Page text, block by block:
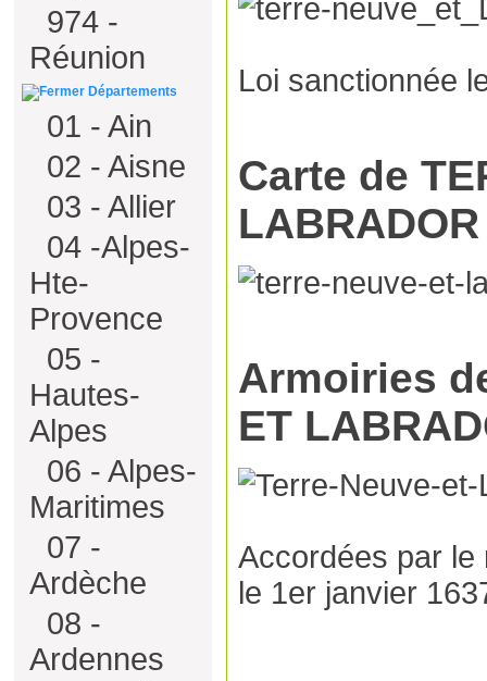
974 -
Réunion
Départements
01 - Ain
02 - Aisne
03 - Allier
04 -Alpes-
Hte-
Provence
05 -
Hautes-
Alpes
06 - Alpes-
Maritimes
07 -
Ardèche
08 -
Ardennes
Loi sanctionnée
Carte de
LABRADOR
Armoiries
ET
Accordées par le
le 1er janvier